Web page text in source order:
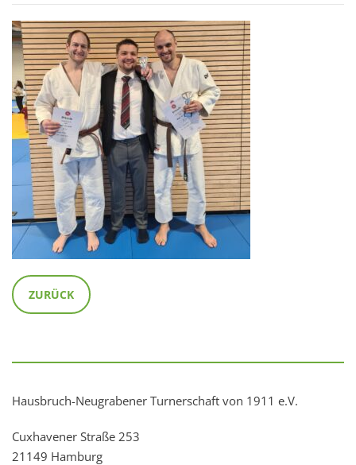
ZURÜCK
Hausbruch-Neugrabener Turnerschaft von 1911 e.V.
Cuxhavener Straße 253
21149 Hamburg